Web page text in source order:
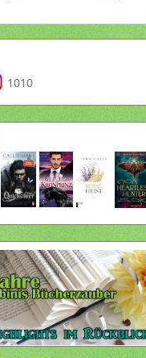
1010